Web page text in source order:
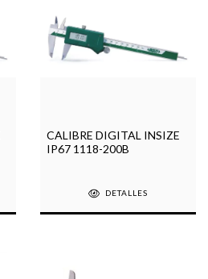
CALIBRE DIGITAL INSIZE
IP67 1118-200B
DETALLES